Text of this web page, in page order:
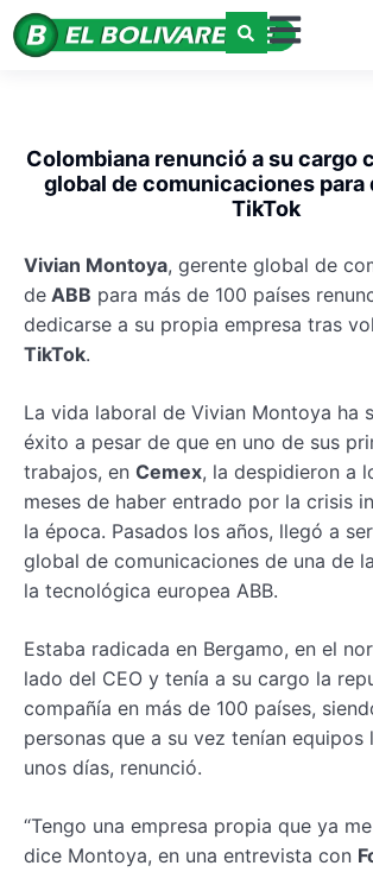
Colombiana renunció a su cargo
global de comunicaciones para
TikTok
Vivian Montoya, gerente global de
de ABB para más de 100 países
dedicarse a su propia empresa tras
TikTok.
La vida laboral de Vivian Montoya ha
éxito a pesar de que en uno de sus
trabajos, en Cemex, la despidieron a
meses de haber entrado por la crisis
la época. Pasados los años, llegó a
global de comunicaciones de una de
la tecnológica europea ABB.
Estaba radicada en Bergamo, en el
lado del CEO y tenía a su cargo la
compañía en más de 100 países,
personas que a su vez tenían equipos
unos días, renunció.
“Tengo una empresa propia que ya
dice Montoya, en una entrevista con